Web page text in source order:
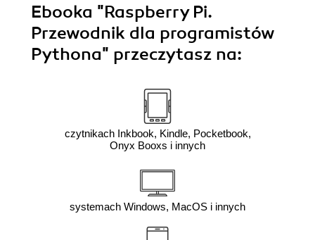
Ebooka "Raspberry Pi.
Przewodnik dla programistów
Pythona" przeczytasz na:
czytnikach Inkbook, Kindle, Pocketbook,
Onyx Booxs i innych
systemach Windows, MacOS i innych